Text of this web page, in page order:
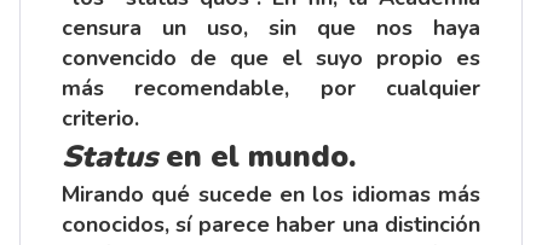
censura un uso, sin que nos haya
convencido de que el suyo propio es
más recomendable, por cualquier
criterio.
Statusen el mundo.
Mirando qué sucede en los idiomas más
conocidos, sí parece haber una distinción